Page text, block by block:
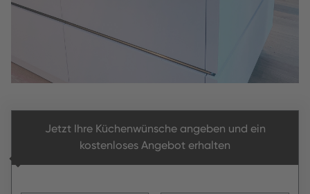
Jetzt Ihre Küchenwünsche angeben und ein
kostenloses Angebot erhalten